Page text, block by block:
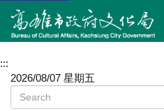
:::
2026/08/07 星期五